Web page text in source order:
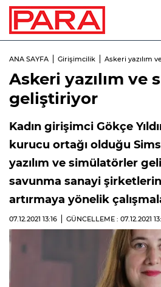
ANA SAYFA Girişimcilik Askeri yazılım
Askeri yazılım ve
geliştiriyor
Kadın girişimci Gökçe
kurucu ortağı olduğu
yazılım ve simülatörler
savunma sanayi
artırmaya yönelik
07.12.2021 13:16 GÜNCELLEME : 07.12.2021